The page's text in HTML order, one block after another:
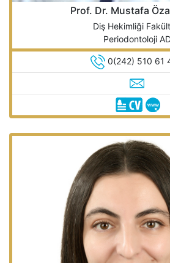
Prof. Dr. Mustafa
Diş Hekimliği
Periodontoloji
0(242) 510 61